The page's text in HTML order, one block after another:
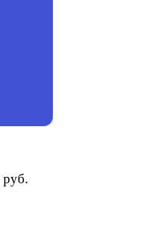
руб.